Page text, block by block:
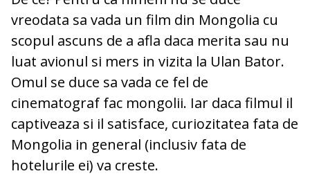
vreodata sa vada un film din Mongolia cu
scopul ascuns de a afla daca merita sau nu
luat avionul si mers in vizita la Ulan Bator.
Omul se duce sa vada ce fel de
cinematograf fac mongolii. Iar daca filmul il
captiveaza si il satisface, curiozitatea fata de
Mongolia in general (inclusiv fata de
hotelurile ei) va creste.